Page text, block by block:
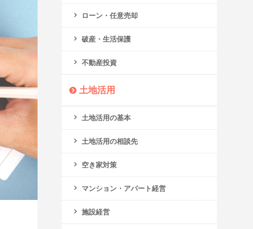
ローン・任意売却
破産・生活保護
不動産投資
土地活用
土地活用の基本
土地活用の相談先
空き家対策
マンション・アパート経営
施設経営